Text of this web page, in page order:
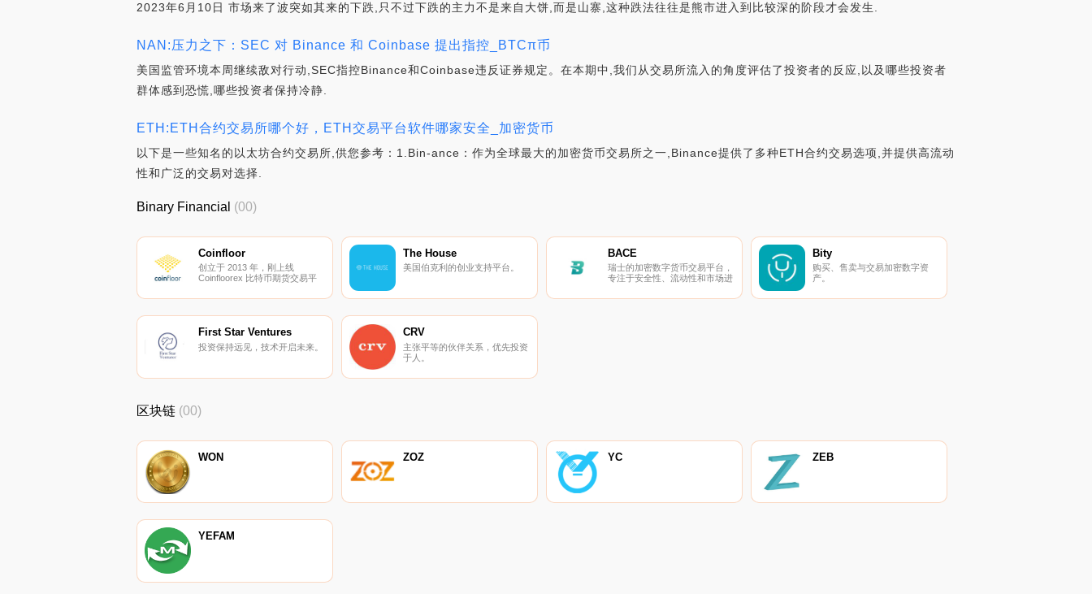
2023年6月10日 市场来了波突如其来的下跌,只不过下跌的主力不是来自大饼,而是山寨,这种跌法往往是熊市进入到比较深的阶段才会发生.
NAN:压力之下：SEC 对 Binance 和 Coinbase 提出指控_BTCπ币
美国监管环境本周继续敌对行动,SEC指控Binance和Coinbase违反证券规定。在本期中,我们从交易所流入的角度评估了投资者的反应,以及哪些投资者
群体感到恐慌,哪些投资者保持冷静.
ETH:ETH合约交易所哪个好，ETH交易平台软件哪家安全_加密货币
以下是一些知名的以太坊合约交易所,供您参考：1.Bin-ance：作为全球最大的加密货币交易所之一,Binance提供了多种ETH合约交易选项,并提供高流动
性和广泛的交易对选择.
Binary Financial (00)
Coinfloor
创立于 2013 年，刚上线
Coinfloorex 比特币期货交易平
The House
美国伯克利的创业支持平台。
BACE
瑞士的加密数字货币交易平台，
专注于安全性、流动性和市场进
Bity
购买、售卖与交易加密数字资
产。
First Star Ventures
投资保持远见，技术开启未来。
CRV
主张平等的伙伴关系，优先投资
于人。
区块链 (00)
WON ZOZ YC ZEB
YEFAM